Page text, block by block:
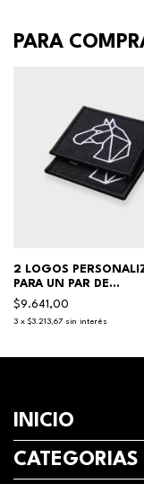
PARA
2 LOGOS
PARA UN PAR DE
TENDONERAS
$9.641,00
3 x $3.213,67 sin interés
INICIO
CATEGORIAS